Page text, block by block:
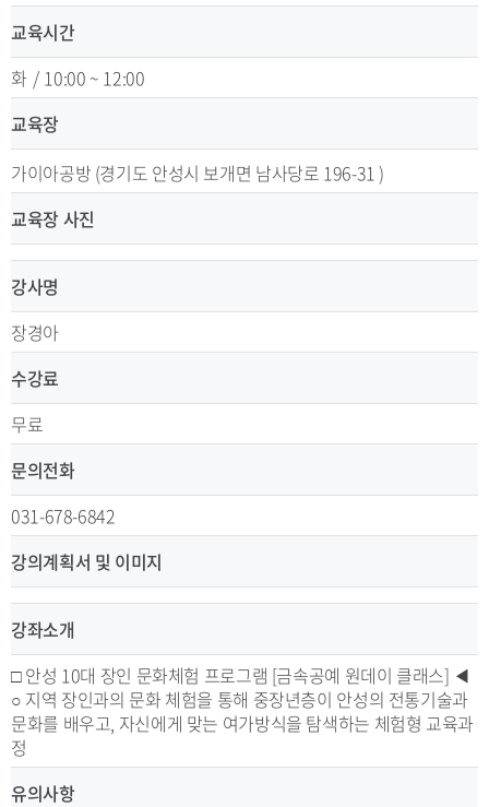
교육시간
화 / 10:00 ~ 12:00
교육장
가이아공방 (경기도 안성시 보개면 남사당로 196-31 )
교육장 사진
강사명
장경아
수강료
무료
문의전화
031-678-6842
강의계획서 및 이미지
강좌소개
□ 안성 10대 장인 문화체험 프로그램 [금속공예 원데이 클래스] ◀
○ 지역 장인과의 문화 체험을 통해 중장년층이 안성의 전통기술과
문화를 배우고, 자신에게 맞는 여가방식을 탐색하는 체험형 교육과
정
유의사항